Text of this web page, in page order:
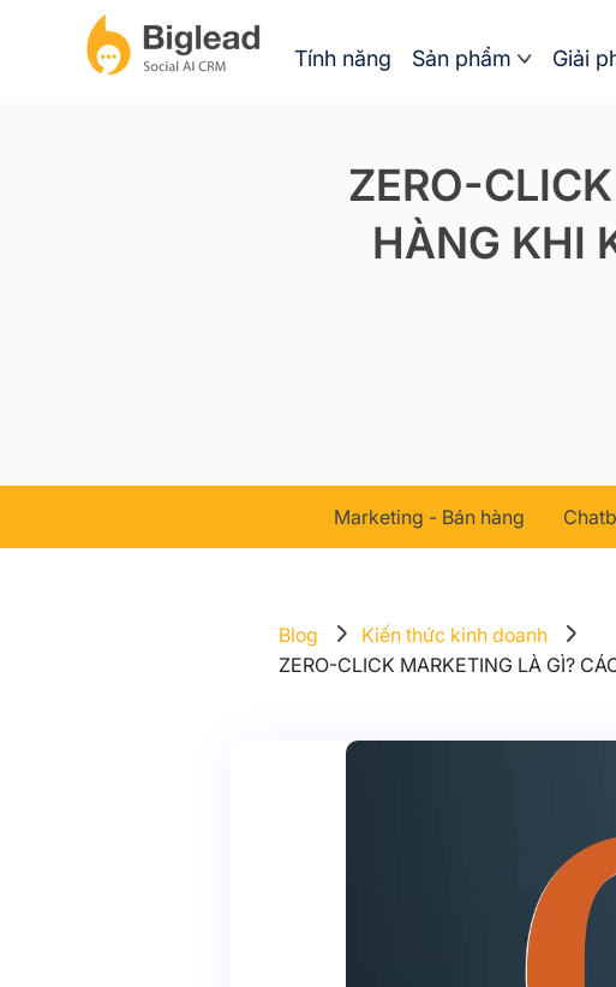
Tính năng Sản phẩm Giải
ZERO-
HÀNG KHI
Marketing - Bán hàng
Blog
Kiến thức kinh doanh
ZERO-CLICK MARKETING LÀ GÌ?